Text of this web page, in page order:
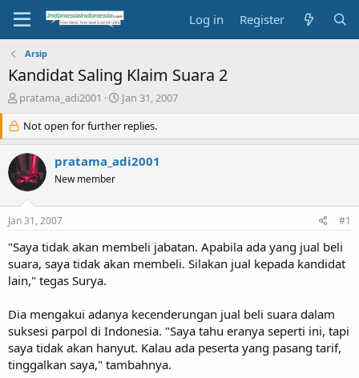
Log in Register
Arsip
Kandidat Saling Klaim Suara 2
T
r
e
a
d
s
r
e
r
pratama_adi2001
S
a
r
t
d
Jan 31, 2007
Not open for further replies.
pratama_adi2001
New member
Jan 31, 2007 #1
"Saya tidak akan membeli jabatan. Apabila ada yang jual beli
suara, saya tidak akan membeli. Silakan jual kepada kandidat
lain," tegas Surya.
Dia mengakui adanya kecenderungan jual beli suara dalam
suksesi parpol di Indonesia. "Saya tahu eranya seperti ini, tapi
saya tidak akan hanyut. Kalau ada peserta yang pasang tarif,
tinggalkan saya," tambahnya.